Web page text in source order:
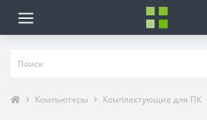
Компьютеры Комплектующие для ПК